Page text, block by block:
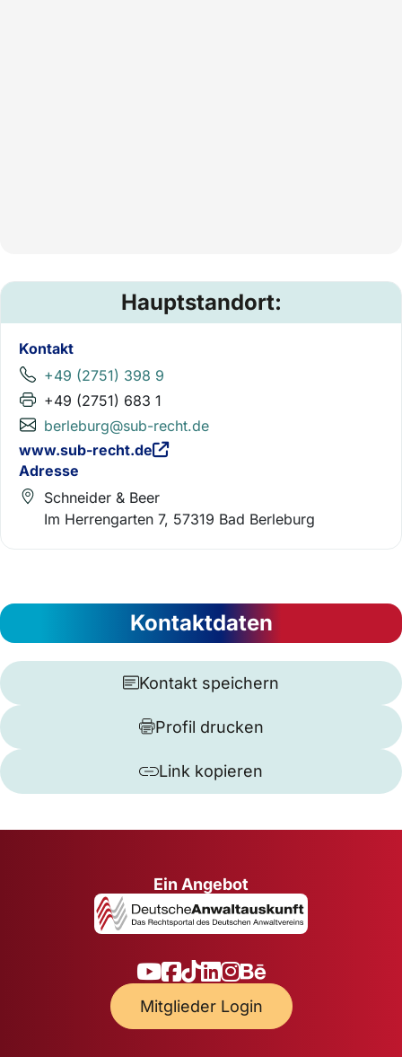
Hauptstandort:
Kontakt
+49 (2751) 398 9
+49 (2751) 683 1
berleburg@sub-recht.de
www.sub-recht.de
Adresse
Schneider & Beer
Im Herrengarten 7, 57319 Bad Berleburg
Kontaktdaten
Kontakt speichern
Profil drucken
Link kopieren
Ein Angebot
Mitglieder Login